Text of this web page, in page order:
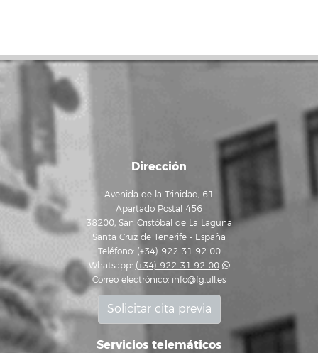
Dirección
Avenida de la Trinidad, 61
Apartado Postal 456
38200, San Cristóbal de La Laguna
Santa Cruz de Tenerife - España
Teléfono: (+34) 922 31 92 00
Whatsapp: (+34) 922 31 92 00
Correo electrónico: info@fg.ull.es
Solicitar cita previa
Servicios telemáticos